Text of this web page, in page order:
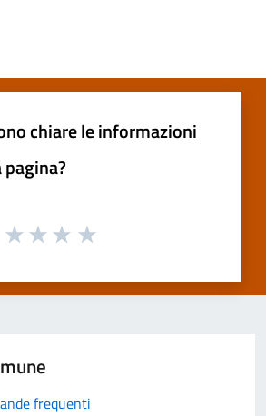
chiare le informazioni
frequenti